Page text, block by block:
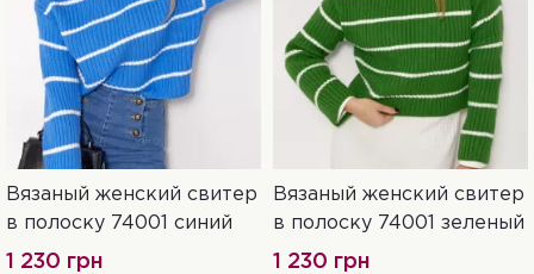
One Size
Вязаный женский свитер
в полоску 74001 синий
1 230 грн
One Size
Вязаный женский свитер
в полоску 74001 зеленый
1 230 грн